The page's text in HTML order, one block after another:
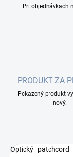
Pri objednávkach
PRODUKT ZA
Pokazený produkt
nový.
Optický